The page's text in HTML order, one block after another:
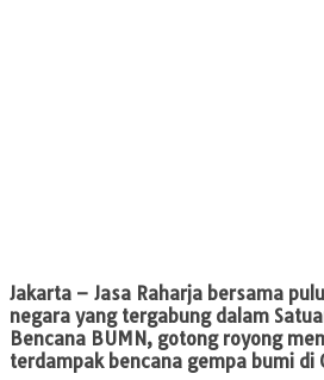
Jakarta – Jasa Raharja bersama
negara yang tergabung dalam
Bencana BUMN, gotong royong
terdampak bencana gempa bumi di